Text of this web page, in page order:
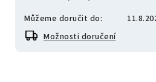
Můžeme doručit do:
Možnosti doručení